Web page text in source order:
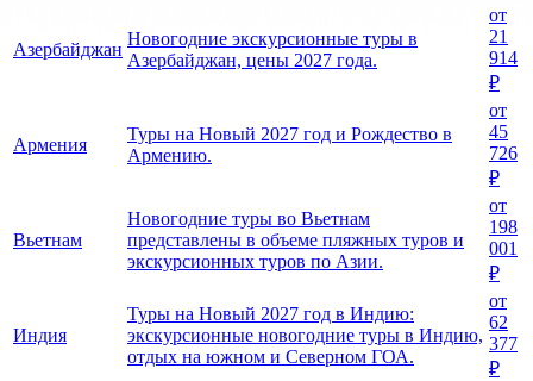
Азербайджан
Новогодние экскурсионные туры в
Азербайджан, цены 2027 года.
от
21
914
₽
Армения
Туры на Новый 2027 год и Рождество в
Армению.
от
45
726
₽
Вьетнам
Новогодние туры во Вьетнам
представлены в объеме пляжных туров и
экскурсионных туров по Азии.
от
198
001
₽
Индия
Туры на Новый 2027 год в Индию:
экскурсионные новогодние туры в Индию,
отдых на южном и Северном ГОА.
от
62
377
₽